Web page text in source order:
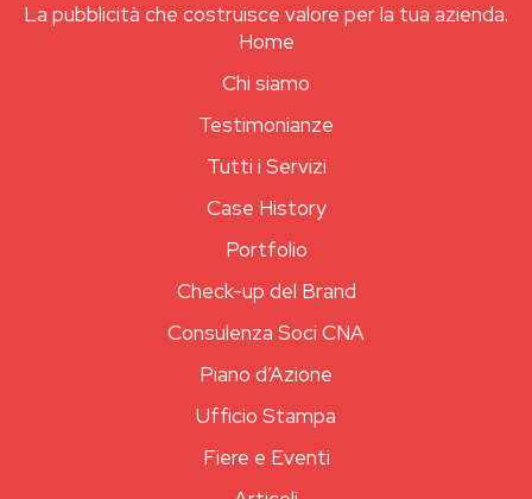
La pubblicità che costruisce valore per la tua azienda.
Home
Chi siamo
Testimonianze
Tutti i Servizi
Case History
Portfolio
Check-up del Brand
Consulenza Soci CNA
Piano d’Azione
Ufficio Stampa
Fiere e Eventi